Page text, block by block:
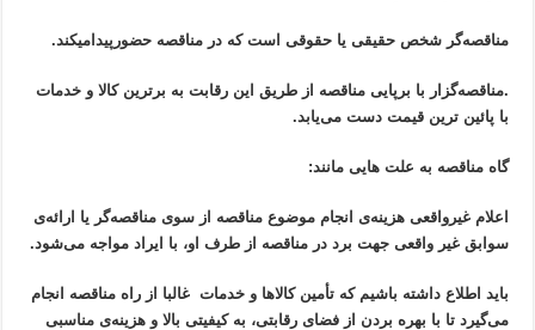
مناقصه‌گر شخص حقیقی یا حقوقی است که در مناقصه حضورپیدامیکند.
.مناقصه‌گزار با برپایی مناقصه از طریق این رقابت به برترین کالا و خدمات
با پائین ترین قیمت دست می‌یابد.
گاه مناقصه به علت هایی مانند:
اعلام غیرواقعی هزینه‌ی انجام موضوع مناقصه از سوی مناقصه‌گر یا ارائه‌ی
سوابق غیر واقعی جهت برد در مناقصه از طرف او، با ایراد مواجه می‌شود.
باید اطلاع داشته باشیم که تأمین کالاها و خدمات غالبا از راه مناقصه انجام
می‌گیرد تا با بهره بردن از فضای رقابتی، به کیفیتی بالا و هزینه‌ی مناسبی